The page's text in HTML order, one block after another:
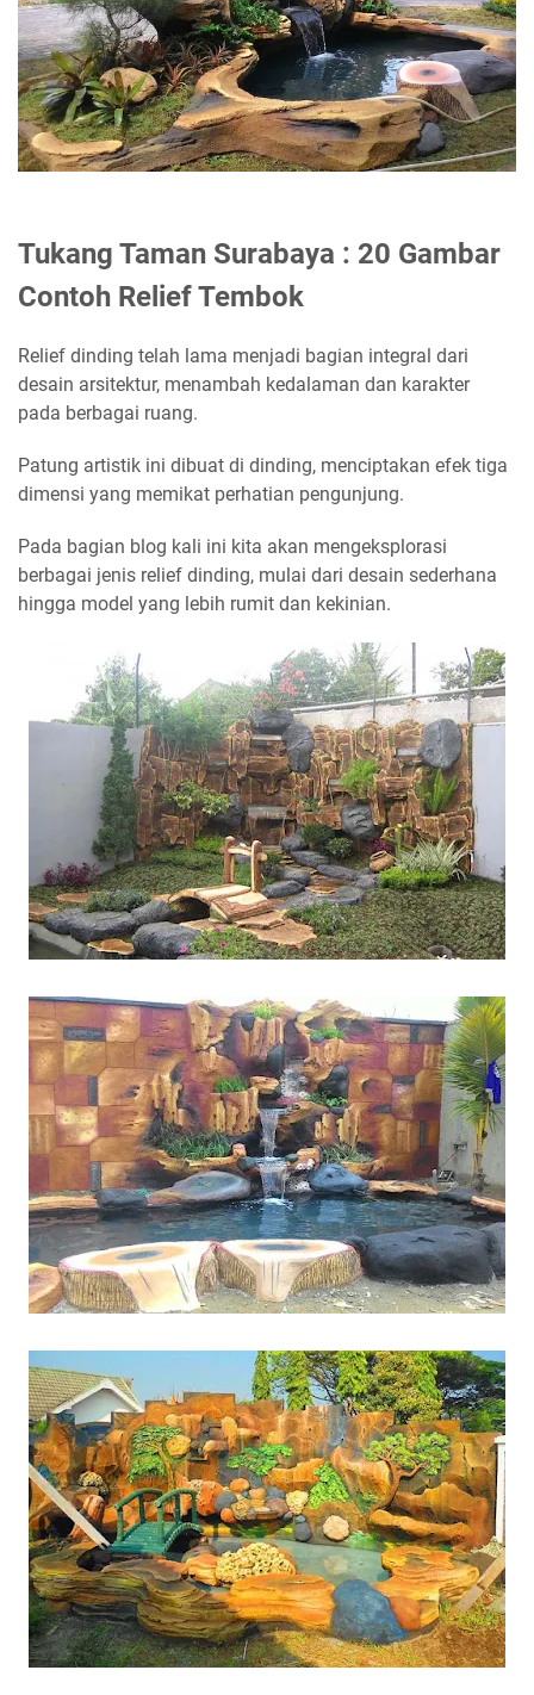
Tukang Taman Surabaya : 20 Gambar
Contoh Relief Tembok
Relief dinding telah lama menjadi bagian integral dari
desain arsitektur, menambah kedalaman dan karakter
pada berbagai ruang.
Patung artistik ini dibuat di dinding, menciptakan efek tiga
dimensi yang memikat perhatian pengunjung.
Pada bagian blog kali ini kita akan mengeksplorasi
berbagai jenis relief dinding, mulai dari desain sederhana
hingga model yang lebih rumit dan kekinian.